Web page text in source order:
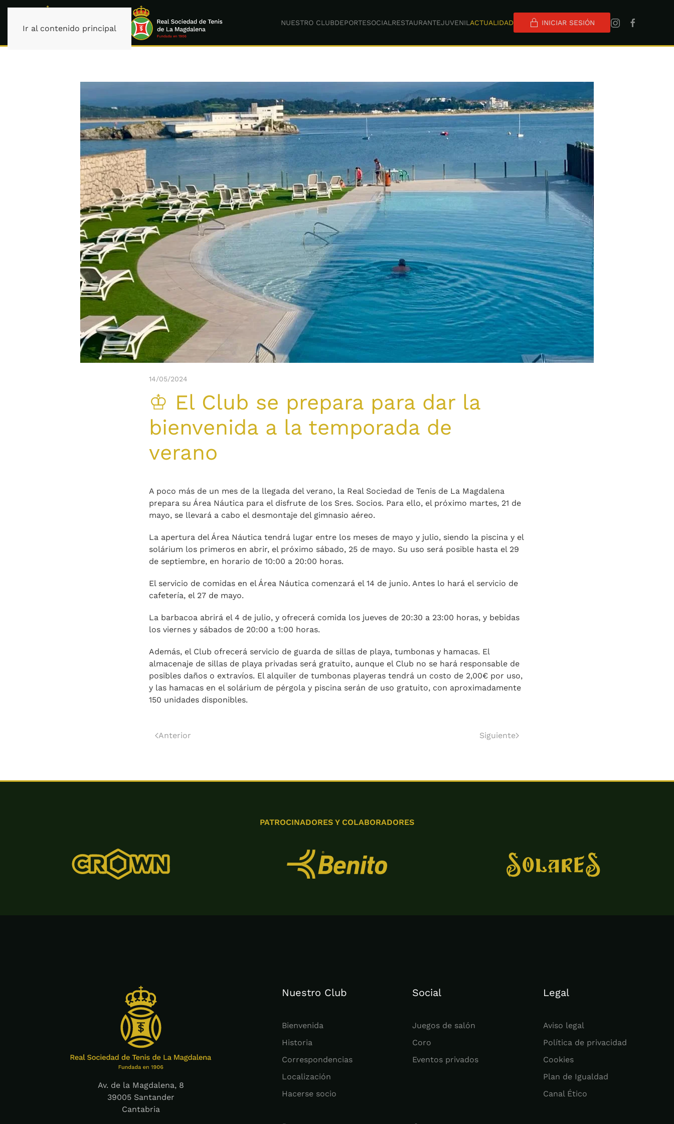
Ir al contenido principal
NUESTRO CLUBDEPORTESOCIAL RESTAURANTEJUVENIL ACTUALIDAD INICIAR SESIÓN
14/05/2024
♔ El Club se prepara para dar la
bienvenida a la temporada de
verano
A poco más de un mes de la llegada del verano, la Real Sociedad de Tenis de La Magdalena
prepara su Área Náutica para el disfrute de los Sres. Socios. Para ello, el próximo martes, 21 de
mayo, se llevará a cabo el desmontaje del gimnasio aéreo.
La apertura del Área Náutica tendrá lugar entre los meses de mayo y julio, siendo la piscina y el
solárium los primeros en abrir, el próximo sábado, 25 de mayo. Su uso será posible hasta el 29
de septiembre, en horario de 10:00 a 20:00 horas.
El servicio de comidas en el Área Náutica comenzará el 14 de junio. Antes lo hará el servicio de
cafetería, el 27 de mayo.
La barbacoa abrirá el 4 de julio, y ofrecerá comida los jueves de 20:30 a 23:00 horas, y bebidas
los viernes y sábados de 20:00 a 1:00 horas.
Además, el Club ofrecerá servicio de guarda de sillas de playa, tumbonas y hamacas. El
almacenaje de sillas de playa privadas será gratuito, aunque el Club no se hará responsable de
posibles daños o extravíos. El alquiler de tumbonas playeras tendrá un costo de 2,00€ por uso,
y las hamacas en el solárium de pérgola y piscina serán de uso gratuito, con aproximadamente
150 unidades disponibles.
Anterior Siguiente
PATROCINADORES Y COLABORADORES
Av. de la Magdalena, 8
39005 Santander
Cantabria
Nuestro Club
Bienvenida
Historia
Correspondencias
Localización
Hacerse socio
Social
Juegos de salón
Coro
Eventos privados
Legal
Aviso legal
Política de privacidad
Cookies
Plan de Igualdad
Canal Ético